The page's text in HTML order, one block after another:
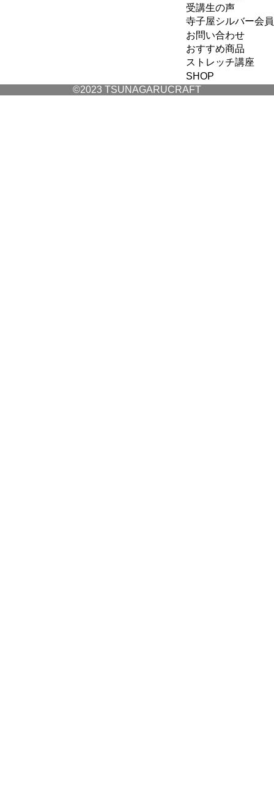
受講生の声
寺子屋シルバー会員
お問い合わせ
おすすめ商品
ストレッチ講座
SHOP
©2023 TSUNAGARUCRAFT